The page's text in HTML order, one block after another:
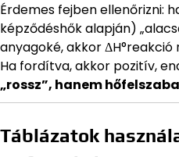
Érdemes fejben ellenőrizni:
képződéshők alapján)
anyagoké, akkor
Ha fordítva, akkor pozitív,
„rossz”, hanem
Táblázatok